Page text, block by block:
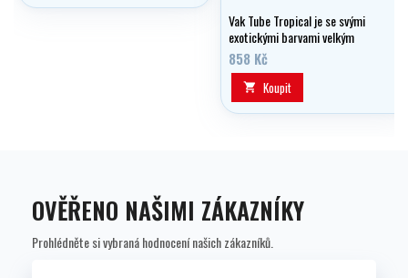
Vak Tube Tropical je se svými
exotickými barvami velkým
trendem léta.
858 Kč
 Koupit
OVĚŘENO NAŠIMI ZÁKAZNÍKY
Prohlédněte si vybraná hodnocení našich zákazníků.